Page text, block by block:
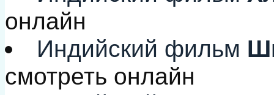
онлайн
Индийский фильм
смотреть онлайн